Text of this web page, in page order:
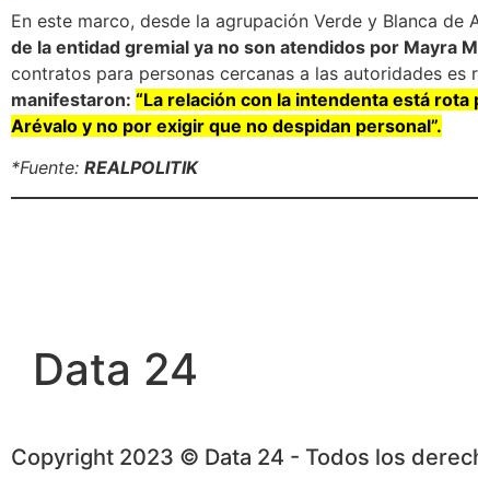
En este marco, desde la agrupación Verde y Blanca de
de la entidad gremial ya no son atendidos por Mayra
contratos para personas cercanas a las autoridades es
manifestaron: “La relación con la intendenta está
Arévalo y no por exigir que no despidan personal”.
*Fuente: REALPOLITIK
Data 24
Copyright 2023 © Data 24 - Todos los